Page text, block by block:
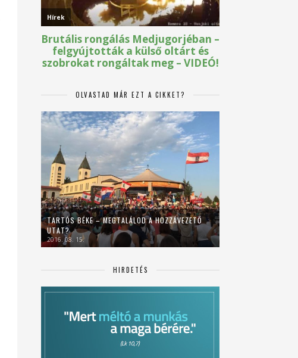
OLVASTAD MÁR EZT A CIKKET?
TARTÓS BÉKE – MEGTALÁLOD A HOZZÁVEZETŐ
UTAT?
2016. 08. 15.
HIRDETÉS